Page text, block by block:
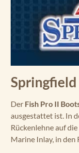
Springfield
Der Fish Pro II
ausgestattet ist. In
Rückenlehne auf
Marine Inlay, in den